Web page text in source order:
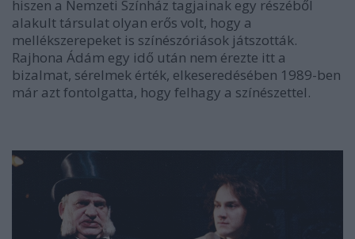
hiszen a Nemzeti Színház tagjainak egy részéből
alakult társulat olyan erős volt, hogy a
mellékszerepeket is színészóriások játszották.
Rajhona Ádám egy idő után nem érezte itt a
bizalmat, sérelmek érték, elkeseredésében 1989-ben
már azt fontolgatta, hogy felhagy a színészettel.